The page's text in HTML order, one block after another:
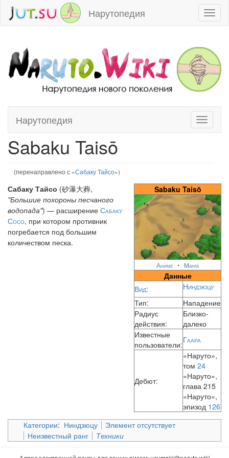
Нарутопедия
Toggle
Нарутопедия
Перейти к:навигация,поиск
Sabaku Taisō
(перенаправлено с «Сабаку Тайсо»)
Sabaku Taisō
Аниме ・ Манга
Данные
Вид:
Ниндзюцу
Тип:
Нападение
Радиус
действия:
Близко-
далеко
Известные
пользователи:Гаара
Дебют:
«Наруто»,
том 24
«Наруто»,
глава 215
«Наруто»,
эпизод 126
Сабаку Тайсо (砂瀑大葬,
"Большие похороны песчаного
водопада") — расширение Сабаку
Сосо, при котором противник
погребается под большим
количеством песка.
Категории: Ниндзюцу
Элемент отсутствует
Неизвестный ранг
Техники